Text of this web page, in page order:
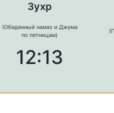
Зухр
(Обеденный намаз и Джума
по пятницам)
12:13